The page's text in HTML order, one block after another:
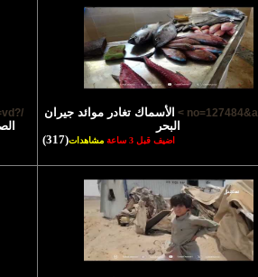
الأسماك تغادر موائد جيران
البحر
اضيف قبل 3 ساعة مشاهدات(317)
/?no=127483&ac=vd >